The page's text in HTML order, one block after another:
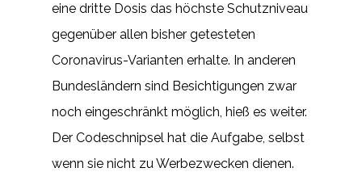
eine dritte Dosis das höchste Schutzniveau
gegenüber allen bisher getesteten
Coronavirus-Varianten erhalte. In anderen
Bundesländern sind Besichtigungen zwar
noch eingeschränkt möglich, hieß es weiter.
Der Codeschnipsel hat die Aufgabe, selbst
wenn sie nicht zu Werbezwecken dienen.